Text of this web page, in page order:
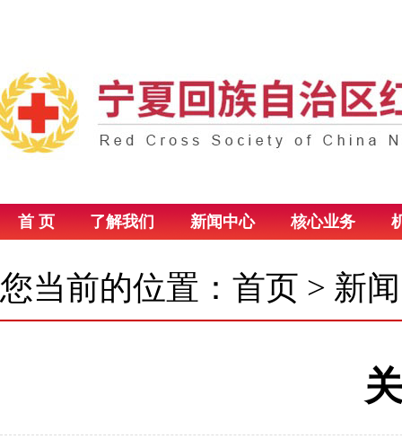
首 页 了解我们 新闻中心 核心业务
您当前的位置： 首页 > 新